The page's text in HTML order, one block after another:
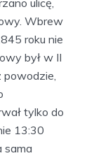
Wbrew
roku nie
był w II
tylko do
13:30
sama